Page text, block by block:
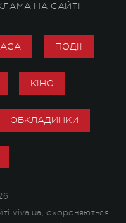
НА САЙТІ
ПОДІЇ
КІНО
ОБКЛАДИНКИ
viva.ua, охороняються